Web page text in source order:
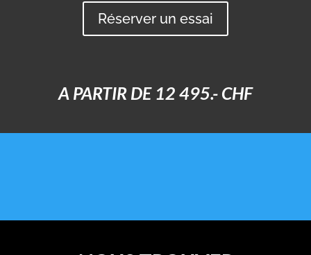
Réserver un essai
A PARTIR DE 12 495.- CHF